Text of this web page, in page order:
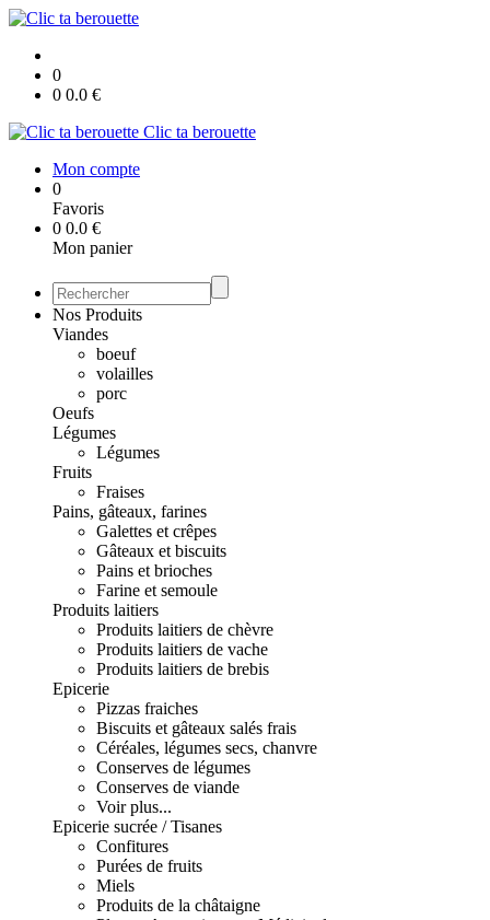
0
0 0.0 €
Clic ta berouette
Mon compte
0
Favoris
0 0.0 €
Mon panier
Nos Produits
Viandes
boeuf
volailles
porc
Oeufs
Légumes
Légumes
Fruits
Fraises
Pains, gâteaux, farines
Galettes et crêpes
Gâteaux et biscuits
Pains et brioches
Farine et semoule
Produits laitiers
Produits laitiers de chèvre
Produits laitiers de vache
Produits laitiers de brebis
Epicerie
Pizzas fraiches
Biscuits et gâteaux salés frais
Céréales, légumes secs, chanvre
Conserves de légumes
Conserves de viande
Voir plus...
Epicerie sucrée / Tisanes
Confitures
Purées de fruits
Miels
Produits de la châtaigne